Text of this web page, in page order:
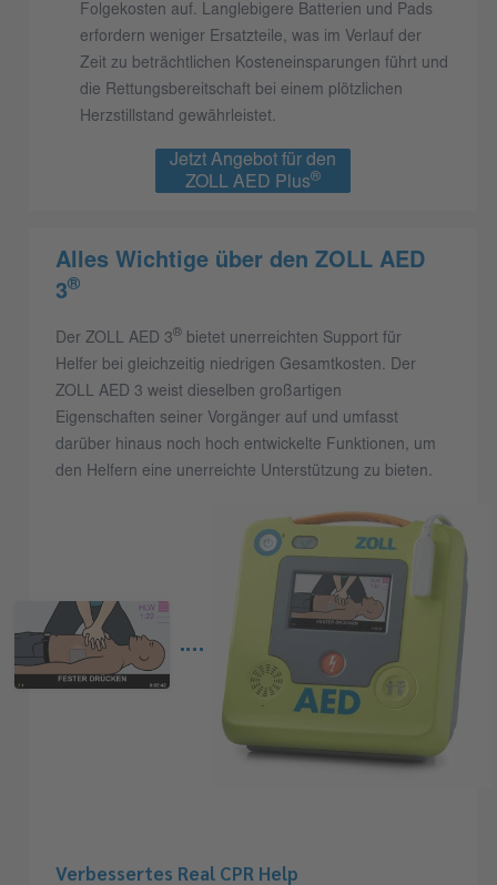
Folgekosten auf. Langlebigere Batterien und Pads
erfordern weniger Ersatzteile, was im Verlauf der
Zeit zu beträchtlichen Kosteneinsparungen führt und
die Rettungsbereitschaft bei einem plötzlichen
Herzstillstand gewährleistet.
Jetzt Angebot für den
ZOLL AED Plus®
Alles Wichtige über den ZOLL AED
3®
Der ZOLL AED 3® bietet unerreichten Support für
Helfer bei gleichzeitig niedrigen Gesamtkosten. Der
ZOLL AED 3 weist dieselben großartigen
Eigenschaften seiner Vorgänger auf und umfasst
darüber hinaus noch hoch entwickelte Funktionen, um
den Helfern eine unerreichte Unterstützung zu bieten.
Verbessertes Real CPR Help